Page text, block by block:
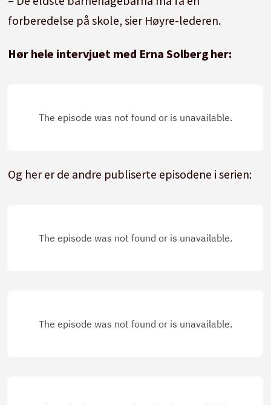
forberedelse på skole, sier Høyre-lederen.
Hør hele intervjuet med Erna Solberg her:
Og her er de andre publiserte episodene i serien: